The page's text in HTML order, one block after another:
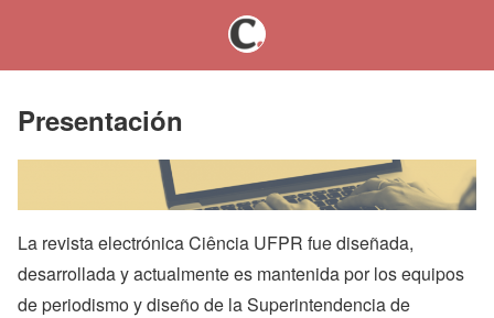
Presentación
La revista electrónica Ciência UFPR fue diseñada,
desarrollada y actualmente es mantenida por los equipos
de periodismo y diseño de la Superintendencia de